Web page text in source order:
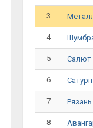
3
4
5 Салют
6 Сатурн
7 Рязань
8